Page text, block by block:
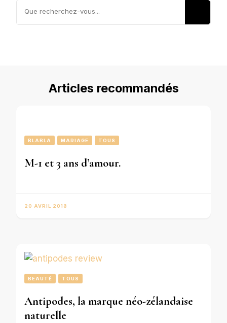
Articles recommandés
BLABLA MARIAGE TOUS
M-1 et 3 ans d’amour.
20 AVRIL 2018
BEAUTÉ TOUS
Antipodes, la marque néo-zélandaise
naturelle